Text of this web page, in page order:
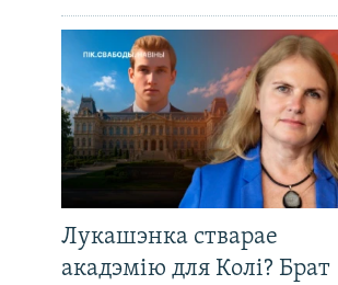
Лукашэнка стварае
акадэмію для Колі? Брат